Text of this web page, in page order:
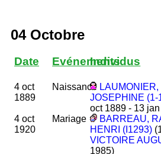
04 Octobre
Date Evénements
Individus
4 oct
1889
Naissance
JOSEPHINE (1-
oct 1889 - 13
4 oct
1920
Mariage
BARREAU,
HENRI (I1293)
VICTOIRE
1985)